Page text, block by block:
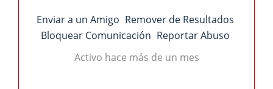
Enviar a un Amigo Remover de Resultados
Bloquear Comunicación Reportar Abuso
Activo hace más de un mes